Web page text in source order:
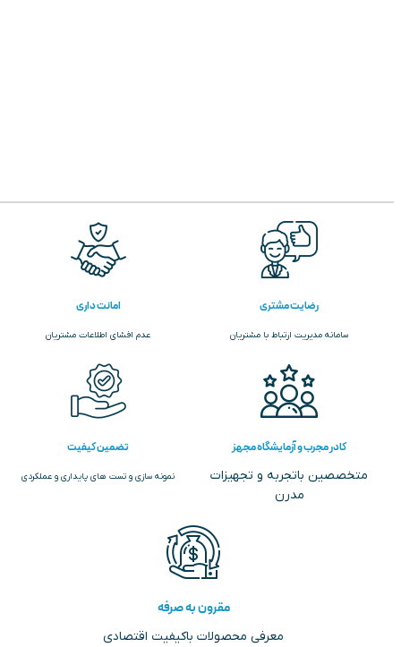
رضایت مشتری
سامانه مدیریت ارتباط با مشتریان
امانت داری
عدم افشای اطلاعات مشتریان
کادر مجرب و آزمایشگاه مجهز
متخصصین باتجربه و تجهیزات
مدرن
تضمین کیفیت
نمونه سازی و تست های پایداری و عملکردی
مقرون به صرفه
معرفی محصولات باکیفیت اقتصادی